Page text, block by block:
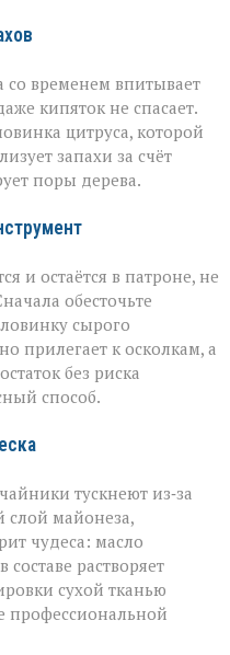
со временем впитывает
кипяток не спасает.
цитруса, которой
запахи за счёт
поры дерева.
и остаётся в патроне, не
обесточьте
сырого
прилегает к осколкам, а
без риска
способ.
тускнеют из‑за
слой майонеза,
чудеса: масло
растворяет
сухой тканью
профессиональной